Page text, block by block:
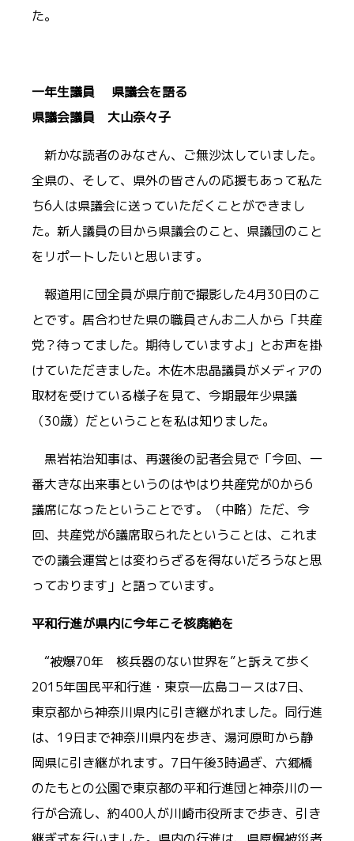
た。
一年生議員 県議会を語る
県議会議員 大山奈々子
新かな読者のみなさん、ご無沙汰していました。
全県の、そして、県外の皆さんの応援もあって私た
ち6人は県議会に送っていただくことができまし
た。新人議員の目から県議会のこと、県議団のこと
をリポートしたいと思います。
報道用に団全員が県庁前で撮影した4月30日のこ
とです。居合わせた県の職員さんお二人から「共産
党？待ってました。期待していますよ」とお声を掛
けていただきました。木佐木忠晶議員がメディアの
取材を受けている様子を見て、今期最年少県議
（30歳）だということを私は知りました。
黒岩祐治知事は、再選後の記者会見で「今回、一
番大きな出来事というのはやはり共産党が0から6
議席になったということです。（中略）ただ、今
回、共産党が6議席取られたということは、これま
での議会運営とは変わらざるを得ないだろうなと思
っております」と語っています。
平和行進が県内に今年こそ核廃絶を
“被爆70年 核兵器のない世界を”と訴えて歩く
2015年国民平和行進・東京―広島コースは7日、
東京都から神奈川県内に引き継がれました。同行進
は、19日まで神奈川県内を歩き、湯河原町から静
岡県に引き継がれます。7日午後3時過ぎ、六郷橋
のたもとの公園で東京都の平和行進団と神奈川の一
行が合流し、約400人が川崎市役所まで歩き、引き